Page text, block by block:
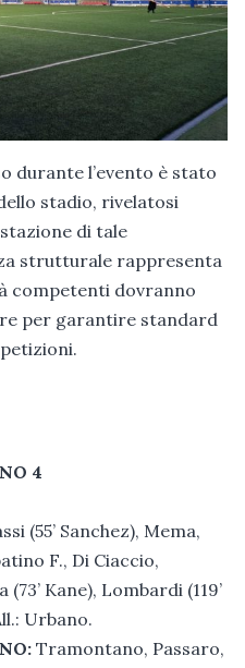
durante l’evento è stato
stadio, rivelatosi
di tale
strutturale rappresenta
competenti dovranno
per garantire standard
4
(55’ Sanchez), Mema,
F., Di Ciaccio,
Kane), Lombardi (119’
Urbano.
Tramontano, Passaro,